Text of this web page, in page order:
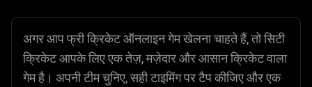
अगर आप फ्री क्रिकेट ऑनलाइन गेम खेलना चाहते हैं, तो सिटी
क्रिकेट आपके लिए एक तेज़, मज़ेदार और आसान क्रिकेट वाला
गेम है। अपनी टीम चुनिए, सही टाइमिंग पर टैप कीजिए और एक